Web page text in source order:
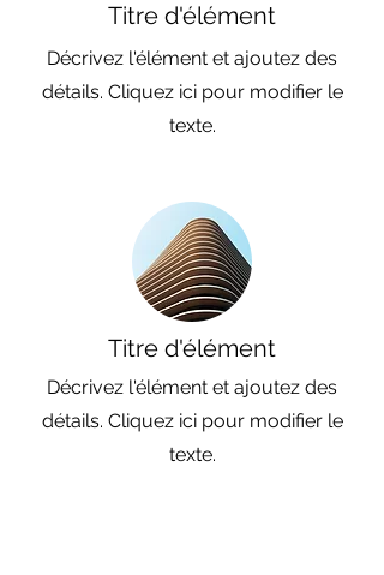
Titre d'élément
Décrivez l'élément et ajoutez des
détails. Cliquez ici pour modifier le
texte.
Titre d'élément
Décrivez l'élément et ajoutez des
détails. Cliquez ici pour modifier le
texte.